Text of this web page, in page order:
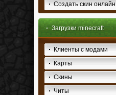
Создать скин онлайн
Загрузки minecraft
Клиенты с модами
Карты
Скины
Читы